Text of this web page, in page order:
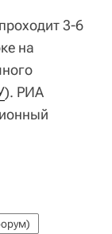
3-6
на
). РИА